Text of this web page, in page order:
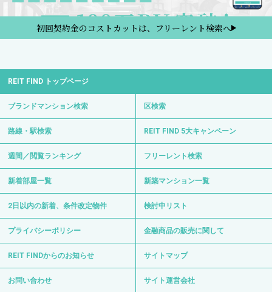
初回契約金のコストカットは、フリーレント検索へ
REIT FIND トップページ
ブランドマンション検索 区検索
路線・駅検索 REIT FIND 5大キャンペーン
週間／閲覧ランキング フリーレント検索
新着部屋一覧 新築マンション一覧
2日以内の新着、条件改定物件 検討中リスト
プライバシーポリシー 金融商品の販売に関して
REIT FINDからのお知らせ サイトマップ
お問い合わせ サイト運営会社